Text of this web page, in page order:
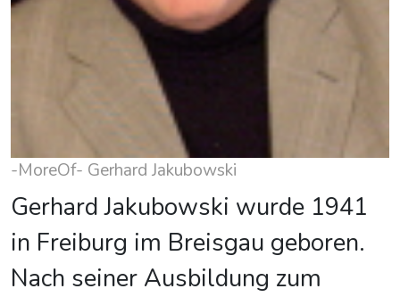
-MoreOf- Gerhard Jakubowski
Gerhard Jakubowski wurde 1941
in Freiburg im Breisgau geboren.
Nach seiner Ausbildung zum